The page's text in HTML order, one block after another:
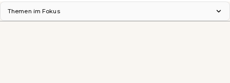
Themen im Fokus